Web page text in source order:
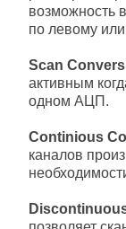
возможность
по левому
Scan
активным
одном АЦП.
Continious
каналов